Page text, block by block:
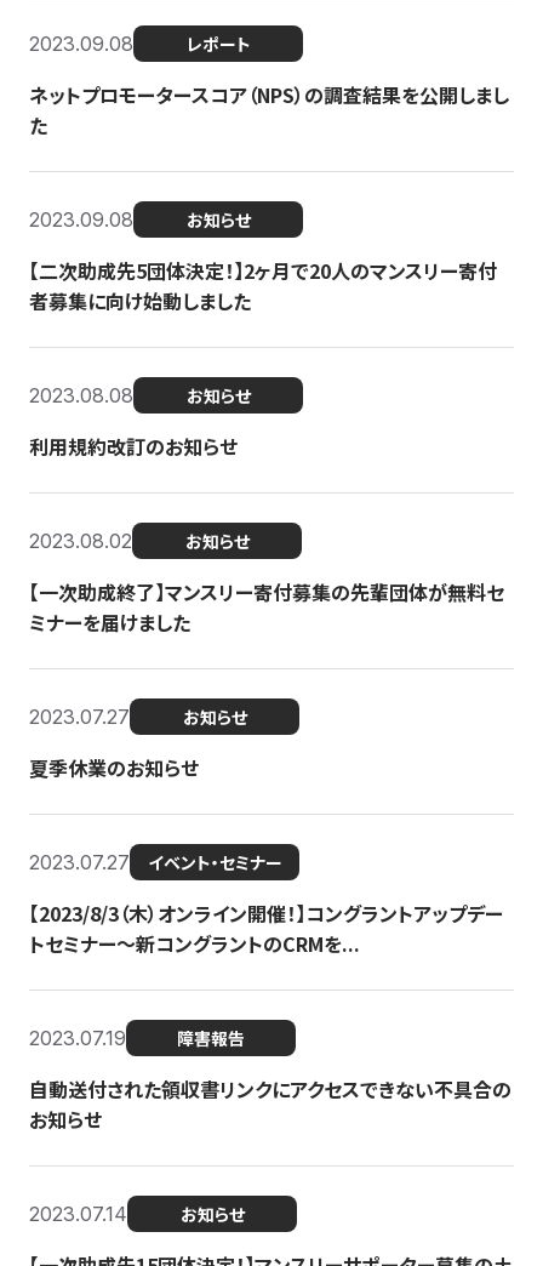
2023.09.08 レポート
ネットプロモータースコア（NPS）の調査結果を公開しまし
た
2023.09.08 お知らせ
【二次助成先5団体決定！】2ヶ月で20人のマンスリー寄付
者募集に向け始動しました
2023.08.08 お知らせ
利用規約改訂のお知らせ
2023.08.02 お知らせ
【一次助成終了】マンスリー寄付募集の先輩団体が無料セ
ミナーを届けました
2023.07.27 お知らせ
夏季休業のお知らせ
2023.07.27 イベント・セミナー
【2023/8/3（木）オンライン開催！】コングラントアップデー
トセミナー〜新コングラントのCRMを...
2023.07.19 障害報告
自動送付された領収書リンクにアクセスできない不具合の
お知らせ
2023.07.14 お知らせ